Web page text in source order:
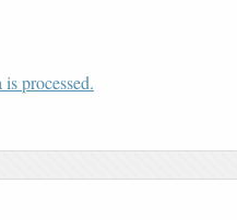
processed.